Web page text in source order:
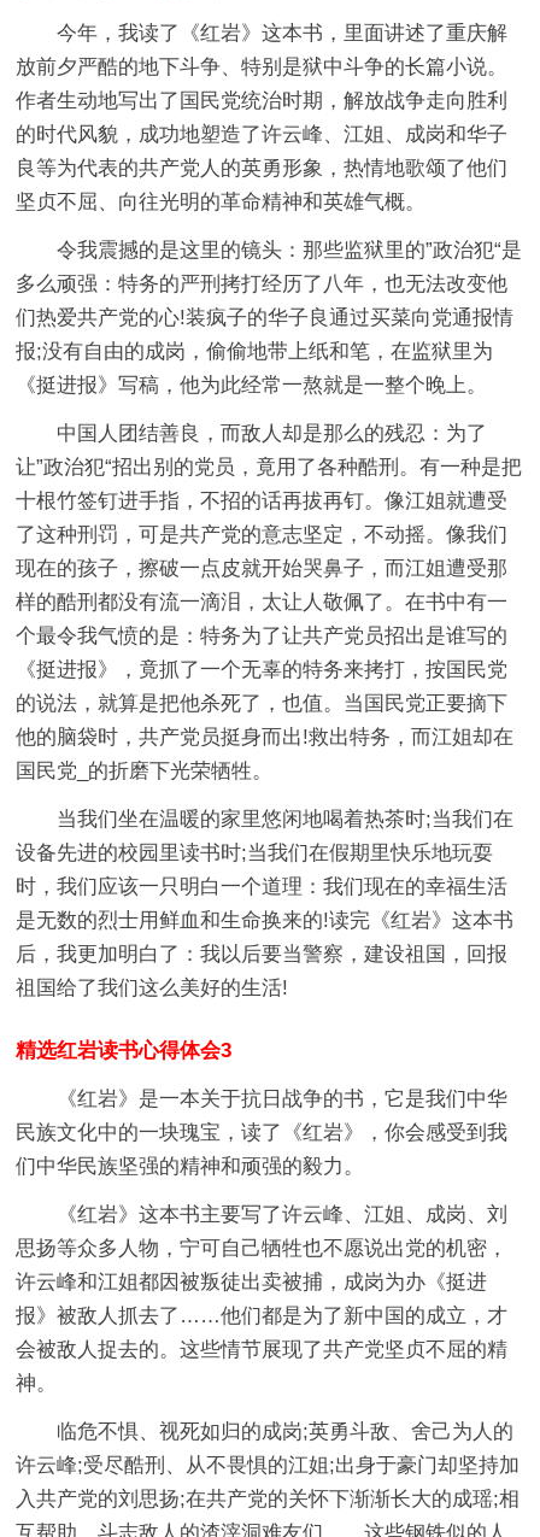
今年，我读了《红岩》这本书，里面讲述了重庆解
放前夕严酷的地下斗争、特别是狱中斗争的长篇小说。
作者生动地写出了国民党统治时期，解放战争走向胜利
的时代风貌，成功地塑造了许云峰、江姐、成岗和华子
良等为代表的共产党人的英勇形象，热情地歌颂了他们
坚贞不屈、向往光明的革命精神和英雄气概。
令我震撼的是这里的镜头：那些监狱里的”政治犯“是
多么顽强：特务的严刑拷打经历了八年，也无法改变他
们热爱共产党的心!装疯子的华子良通过买菜向党通报情
报;没有自由的成岗，偷偷地带上纸和笔，在监狱里为
《挺进报》写稿，他为此经常一熬就是一整个晚上。
中国人团结善良，而敌人却是那么的残忍：为了
让”政治犯“招出别的党员，竟用了各种酷刑。有一种是把
十根竹签钉进手指，不招的话再拔再钉。像江姐就遭受
了这种刑罚，可是共产党的意志坚定，不动摇。像我们
现在的孩子，擦破一点皮就开始哭鼻子，而江姐遭受那
样的酷刑都没有流一滴泪，太让人敬佩了。在书中有一
个最令我气愤的是：特务为了让共产党员招出是谁写的
《挺进报》，竟抓了一个无辜的特务来拷打，按国民党
的说法，就算是把他杀死了，也值。当国民党正要摘下
他的脑袋时，共产党员挺身而出!救出特务，而江姐却在
国民党_的折磨下光荣牺牲。
当我们坐在温暖的家里悠闲地喝着热茶时;当我们在
设备先进的校园里读书时;当我们在假期里快乐地玩耍
时，我们应该一只明白一个道理：我们现在的幸福生活
是无数的烈士用鲜血和生命换来的!读完《红岩》这本书
后，我更加明白了：我以后要当警察，建设祖国，回报
祖国给了我们这么美好的生活!
精选红岩读书心得体会3
《红岩》是一本关于抗日战争的书，它是我们中华
民族文化中的一块瑰宝，读了《红岩》，你会感受到我
们中华民族坚强的精神和顽强的毅力。
《红岩》这本书主要写了许云峰、江姐、成岗、刘
思扬等众多人物，宁可自己牺牲也不愿说出党的机密，
许云峰和江姐都因被叛徒出卖被捕，成岗为办《挺进
报》被敌人抓去了……他们都是为了新中国的成立，才
会被敌人捉去的。这些情节展现了共产党坚贞不屈的精
神。
临危不惧、视死如归的成岗;英勇斗敌、舍己为人的
许云峰;受尽酷刑、从不畏惧的江姐;出身于豪门却坚持加
入共产党的刘思扬;在共产党的关怀下渐渐长大的成瑶;相